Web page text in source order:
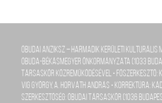
Óbudai Anziksz – Harmadik kerületi kulturális
Óbuda-Békásmegyer Önkormányzata (1033
Társaskör közreműködésével • Főszerkesztő:
Vig György, A. Horváth András • Korrektúra:
szerkesztőség: Óbudai Társaskör (1036